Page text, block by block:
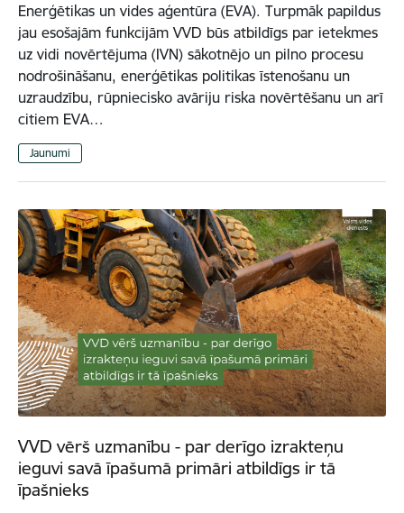
Enerģētikas un vides aģentūra (EVA). Turpmāk papildus
jau esošajām funkcijām VVD būs atbildīgs par ietekmes
uz vidi novērtējuma (IVN) sākotnējo un pilno procesu
nodrošināšanu, enerģētikas politikas īstenošanu un
uzraudzību, rūpniecisko avāriju riska novērtēšanu un arī
citiem EVA…
Jaunumi
VVD vērš uzmanību - par derīgo izrakteņu
ieguvi savā īpašumā primāri atbildīgs ir tā
īpašnieks